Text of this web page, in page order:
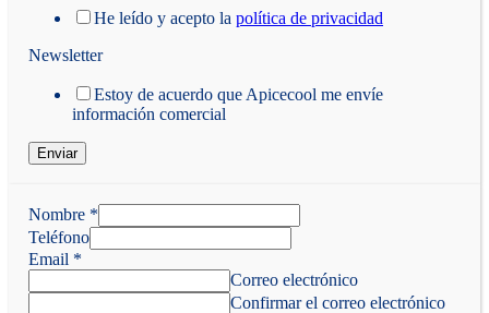
He leído y acepto la política de privacidad
Newsletter
Estoy de acuerdo que Apicecool me envíe
información comercial
Enviar
Nombre *
Teléfono
Email *
Correo electrónico
Confirmar el correo electrónico